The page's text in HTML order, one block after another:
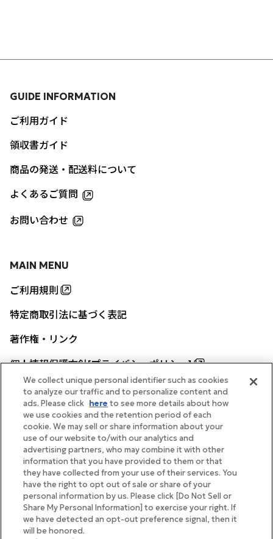
MAIN MENU
ご利用規則
特定商取引法に基づく表記
著作権・リンク
個人情報保護方針[プライバシーポリシー]
GUIDE INFORMATION
ご利用ガイド
領収書ガイド
商品の発送・配送料について
よくあるご質問
お問い合わせ
帝国ホテル公式サイト
FOLLOW
Copyright Imperial Hotel, Ltd.
We collect unique personal identifier such as cookies
to analyze our traffic and to personalize content and
ads. Please click here to see more details about how
we use cookies and the retention period of each
cookie. We may sell or share information about your
use of our website to/with our analytics and
advertising partners, who may combine it with other
information that you have provided to them or that
they have collected from your use of their services. You
have the right to opt out of sale or share of your
personal information by us. Please click [Do Not Sell or
Share My Personal Information] to exercise your right. If
we have detected an opt-out preference signal, then it
will be honored.